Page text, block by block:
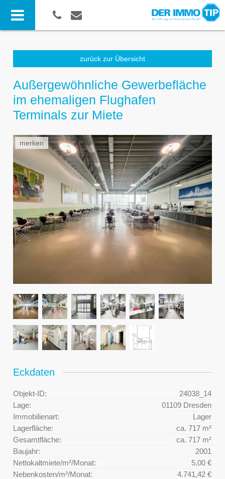
zurück zur Übersicht
Außergewöhnliche Gewerbefläche
im ehemaligen Flughafen
Terminals zur Miete
merken
Eckdaten
Objekt-ID:
24038_14
Lage:
01109 Dresden
Immobilienart:
Lager
Lagerfläche:
ca. 717 m²
Gesamtfläche:
ca. 717 m²
Baujahr:
2001
Nettokaltmiete/m²/Monat:
5,00 €
Nebenkosten/m²/Monat:
4.741,42 €